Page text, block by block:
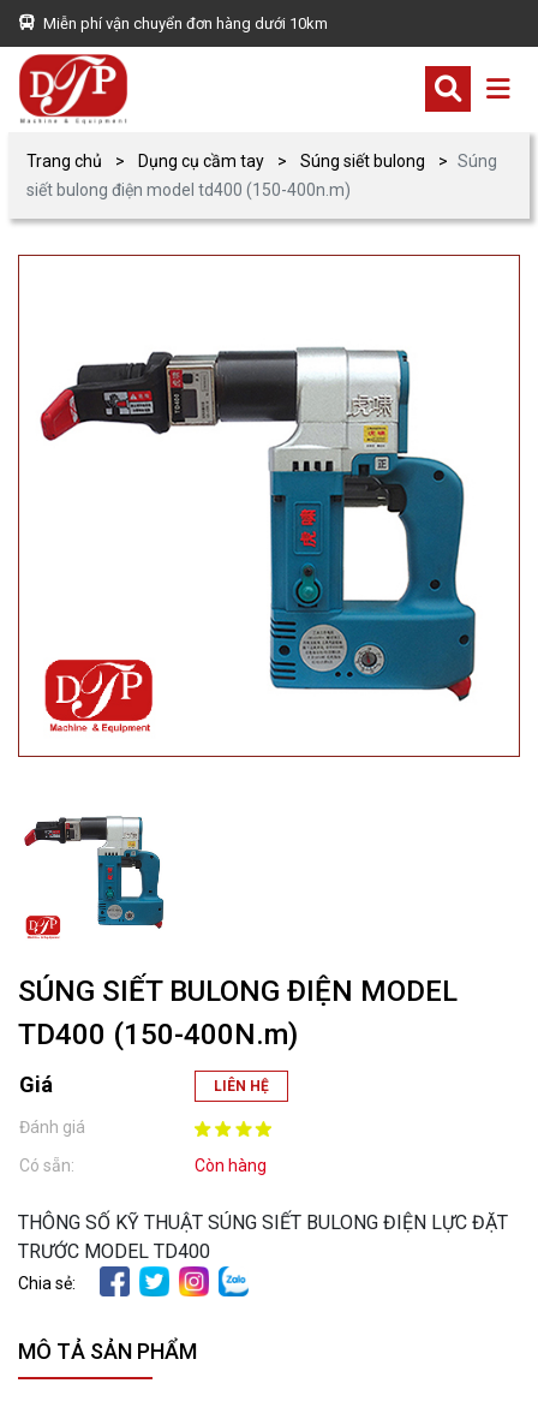
Miễn phí vận chuyển đơn hàng dưới 10km
Trang chủ Dụng cụ cầm tay Súng siết bulong
Súng
siết bulong điện model td400 (150-400n.m)
SÚNG SIẾT BULONG ĐIỆN MODEL
TD400 (150-400N.m)
Giá LIÊN HỆ
Đánh giá
Có sẵn:
Còn hàng
THÔNG SỐ KỸ THUẬT SÚNG SIẾT BULONG ĐIỆN LỰC ĐẶT
TRƯỚC MODEL TD400
Chia sẻ:
MÔ TẢ SẢN PHẨM